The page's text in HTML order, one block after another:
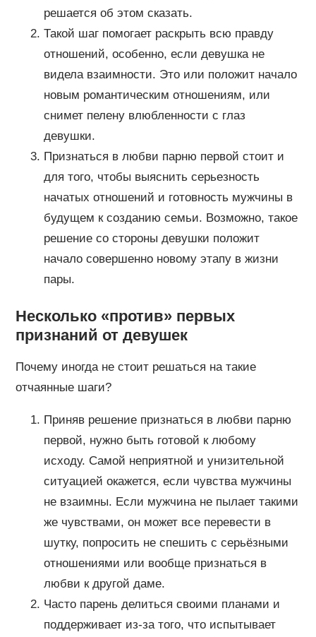
решается об этом сказать.
Такой шаг помогает раскрыть всю правду
отношений, особенно, если девушка не
видела взаимности. Это или положит начало
новым романтическим отношениям, или
снимет пелену влюбленности с глаз
девушки.
Признаться в любви парню первой стоит и
для того, чтобы выяснить серьезность
начатых отношений и готовность мужчины в
будущем к созданию семьи. Возможно, такое
решение со стороны девушки положит
начало совершенно новому этапу в жизни
пары.
Несколько «против» первых
признаний от девушек
Почему иногда не стоит решаться на такие
отчаянные шаги?
Приняв решение признаться в любви парню
первой, нужно быть готовой к любому
исходу. Самой неприятной и унизительной
ситуацией окажется, если чувства мужчины
не взаимны. Если мужчина не пылает такими
же чувствами, он может все перевести в
шутку, попросить не спешить с серьёзными
отношениями или вообще признаться в
любви к другой даме.
Часто парень делиться своими планами и
поддерживает из-за того, что испытывает